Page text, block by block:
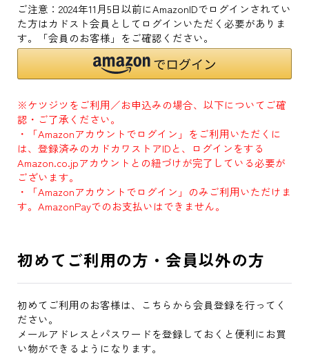
ご注意：2024年11月5日以前にAmazonIDでログインされてい
た方はカドスト会員としてログインいただく必要がありま
す。「会員のお客様」をご確認ください。
※ケツジツをご利用／お申込みの場合、以下についてご確
認・ご了承ください。
・「Amazonアカウントでログイン」をご利用いただくに
は、登録済みのカドカワストアIDと、ログインをする
Amazon.co.jpアカウントとの紐づけが完了している必要が
ございます。
・「Amazonアカウントでログイン」のみご利用いただけま
す。AmazonPayでのお支払いはできません。
初めてご利用の方・会員以外の方
初めてご利用のお客様は、こちらから会員登録を行ってく
ださい。
メールアドレスとパスワードを登録しておくと便利にお買
い物ができるようになります。